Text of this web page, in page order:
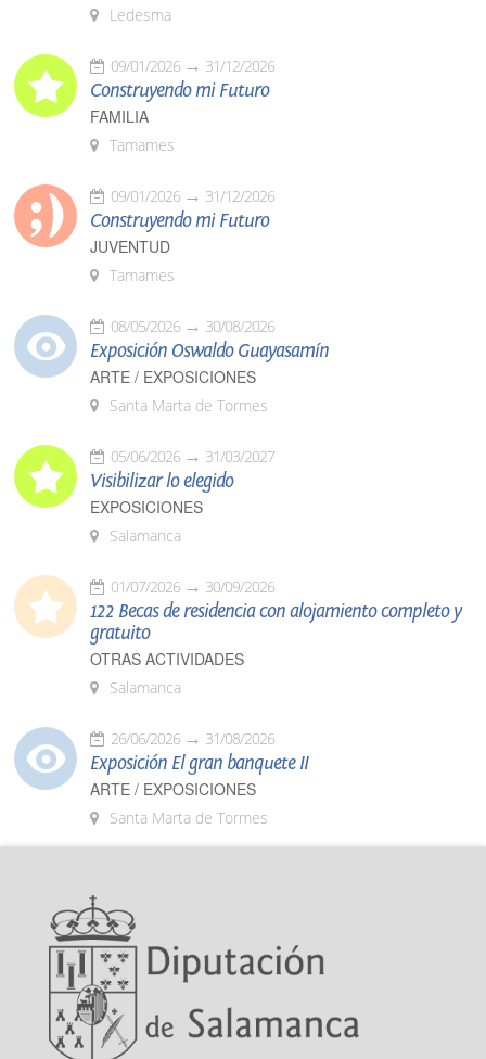
Ledesma
09/01/2026 31/12/2026
Construyendo mi Futuro
FAMILIA
Tamames
09/01/2026 31/12/2026
Construyendo mi Futuro
JUVENTUD
Tamames
08/05/2026 30/08/2026
Exposición Oswaldo Guayasamín
ARTE / EXPOSICIONES
Santa Marta de Tormes
05/06/2026 31/03/2027
Visibilizar lo elegido
EXPOSICIONES
Salamanca
01/07/2026 30/09/2026
122 Becas de residencia con alojamiento completo y
gratuito
OTRAS ACTIVIDADES
Salamanca
26/06/2026 31/08/2026
Exposición El gran banquete II
ARTE / EXPOSICIONES
Santa Marta de Tormes